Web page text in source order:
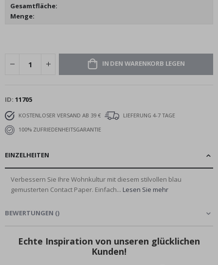
Gesamtfläche:
Menge:
IN DEN WARENKORB LEGEN
ID 11705
KOSTENLOSER VERSAND AB 39 €
LIEFERUNG 4-7 TAGE
100% ZUFRIEDENHEITSGARANTIE
EINZELHEITEN
Verbessern Sie Ihre Wohnkultur mit diesem stilvollen blau
gemusterten Contact Paper. Einfach... Lesen Sie mehr
BEWERTUNGEN ()
Echte Inspiration von unseren glücklichen
Kunden!